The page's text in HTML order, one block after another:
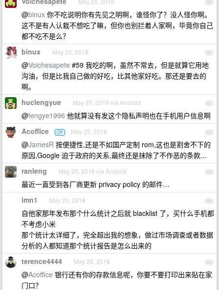
59
@binux 你不吃说明你有先见之明啊，谁怪你了？没人怪你啊。
这不是有人认栽不想吃了嘛，但你也别拦着人家啊，毕竟你自己
都不吃不是么？
60
binux May 25, 2018
@Voichesapete #59 我吃的啊，虽然不常去，但是就算它用地
沟油，但是比我自己做的好吃，比其他家好吃。那还是要去的
啊。
61
huclengyue May 25, 2018 via Android
@fengye1996 他就算没有发这个隐私声明也在手机用户信息啊
62
Acoffice OP May 25, 2018
@JamesR 按便捷性,还是不如国产定制 rom,这也是割舍不下的
原因,Google 迫于政府的关系,最终还是抹除了不作恶的条款...
63
ranleng May 25, 2018 via Android
最近一直受到各厂商更新 privacy policy 的邮件…
64
imn1 May 25, 2018
自他家那年发布那个什么统计之后就 blacklist 了，买什么手机都
不考虑小米
那个统计太详细了，完全超出我的想象，做过市场调查或者数据
分析的人都知道那个统计报告是怎么出来的
65
terence4444 May 25, 2018
@Acoffice 银行还有你的存款信息呢，你要不要打印出来贴在家
门口？